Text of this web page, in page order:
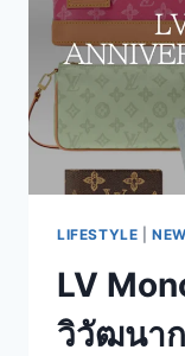
LIFESTYLE |
LV
วิวัฒนา